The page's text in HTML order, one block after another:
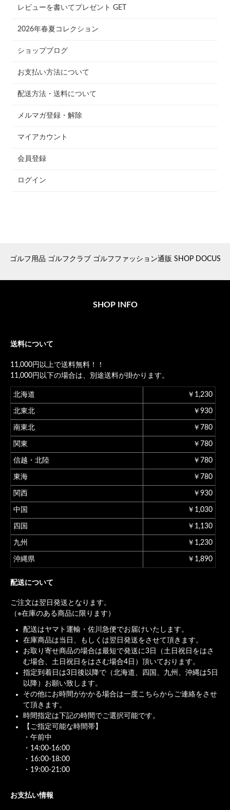
レビューを書いてプレゼント GET
2026年春夏コレクション
ショップブログ
お支払い方法について
配送方法・送料について
メルマガ登録・解除
マイアカウント
会員登録
ログイン
ゴルフ用品 ゴルフクラブ ゴルフファッション通販 SHOP DOCUS
SHOP INFO
送料について
11,000円以上で送料無料！！
11,000円以下の場合は、別途送料が掛かります。
北海道 ￥1,230
北東北 ￥930
南東北 ￥780
関東 ￥780
信越・北陸 ￥780
東海 ￥780
関西 ￥930
中国 ￥1,030
四国 ￥1,130
九州 ￥1,230
沖縄県 ￥1,890
配送について
ご注文は翌日発送となります。
（※在庫のある商品に限ります）
配送はヤマト運輸・佐川急便でお届けいたします。
在庫商品は当日、もしくは翌日発送をさせて頂きます。
お取り寄せ商品の場合は最短で発送に3日（土日祝日をはさ
む場合、土日祝日をはさむ場合4日）頂いております。
指定到着日は3日後以降で（北海道、四国、九州、沖縄は5日
以降）お願い致します。
その他にお時間がかかる場合は一度こちらからご連絡をさせ
て頂きます。
時間指定は下記の時間でご選択可能です。
【ご指定可能な時間帯】
・午前中
・14:00-16:00
・16:00-18:00
・19:00-21:00
お支払い情報